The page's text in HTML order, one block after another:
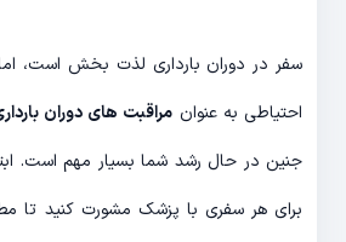
سفر در دوران بارداری لذت بخش است،
احتیاطی به عنوان مراقبت های دوران
جنین در حال رشد شما بسیار مهم است.
برای هر سفری با پزشک مشورت کنید تا